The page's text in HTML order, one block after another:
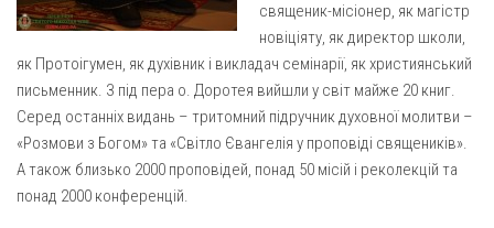
Катехитична комісія
Комісія у справах молоді
Комісія у справах родини
Комісія з питань душпастирства охорони здоров’я
Спільноти
Квіти Слобожанщини
священик-місіонер, як магістр
новіціяту, як директор школи,
як Протоігумен, як духівник і викладач семінарії, як християнський
письменник. З під пера о. Доротея вийшли у світ майже 20 книг.
Серед останніх видань – тритомний підручник духовної молитви –
«Розмови з Богом» та «Світло Євангелія у проповіді священиків».
А також близько 2000 проповідей, понад 50 місій і реколекцій та
понад 2000 конференцій.